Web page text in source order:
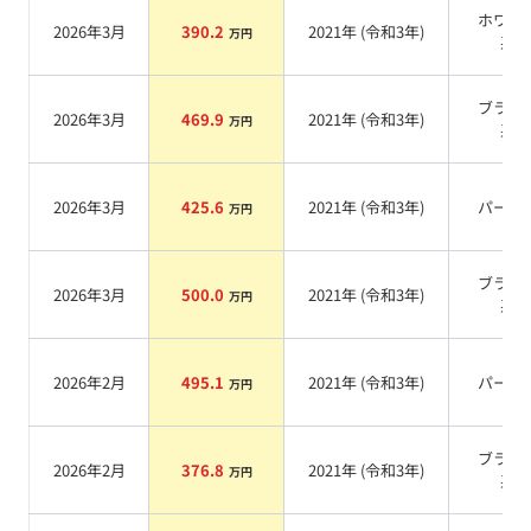
2026年3月 390.2 万円 2021年 (令和3年)
ホワイ
系
2026年3月 469.9 万円 2021年 (令和3年)
ブラッ
系
2026年3月 425.6 万円 2021年 (令和3年) パール
2026年3月 500.0 万円 2021年 (令和3年)
ブラッ
系
2026年2月 495.1 万円 2021年 (令和3年) パール
2026年2月 376.8 万円 2021年 (令和3年)
ブラッ
系